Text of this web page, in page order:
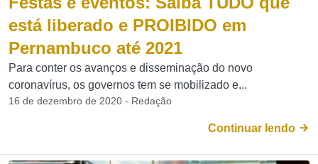
está liberado e PROIBIDO em
Pernambuco até 2021
Para conter os avanços e disseminação do novo
coronavírus, os governos tem se mobilizado e...
16 de dezembro de 2020 - Redação
Continuar lendo